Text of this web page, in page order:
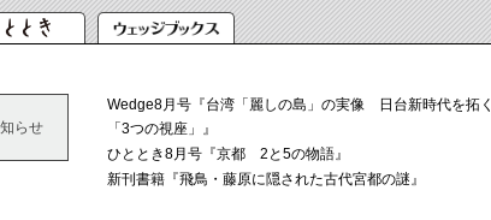
らせ
Wedge8月号『台湾「麗しの島」の実像 日台新時代を拓く
「3つの視座」』
ひととき8月号『京都 2と5の物語』
新刊書籍『飛鳥・藤原に隠された古代宮都の謎』